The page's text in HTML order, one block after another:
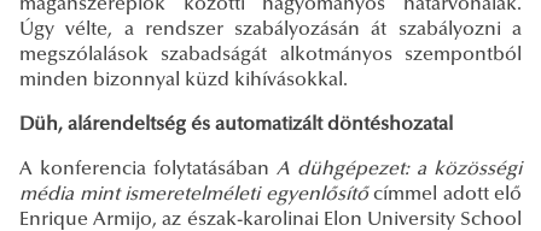
magánszereplők közötti hagyományos határvonalak.
Úgy vélte, a rendszer szabályozásán át szabályozni a
megszólalások szabadságát alkotmányos szempontból
minden bizonnyal küzd kihívásokkal.
Düh, alárendeltség és automatizált döntéshozatal
A konferencia folytatásában A dühgépezet: a közösségi
média mint ismeretelméleti egyenlősítőcímmel adott elő
Enrique Armijo, az észak-karolinai Elon University School